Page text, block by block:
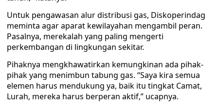
Untuk pengawasan alur distribusi gas, Diskoperindag
meminta agar aparat kewilayahan mengambil peran.
Pasalnya, merekalah yang paling mengerti
perkembangan di lingkungan sekitar.
Pihaknya mengkhawatirkan kemungkinan ada pihak-
pihak yang menimbun tabung gas. “Saya kira semua
elemen harus mendukung ya, baik itu tingkat Camat,
Lurah, mereka harus berperan aktif,” ucapnya.